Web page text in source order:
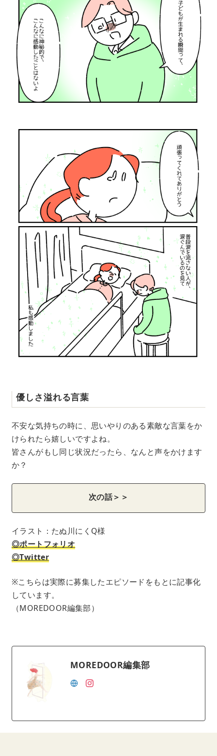
優しさ溢れる言葉
不安な気持ちの時に、思いやりのある素敵な言葉をか
けられたら嬉しいですよね。
皆さんがもし同じ状況だったら、なんと声をかけます
か？
次の話＞＞
イラスト：たぬ川にくQ様
◎ポートフォリオ
◎Twitter
※こちらは実際に募集したエピソードをもとに記事化
しています。
（MOREDOOR編集部）
MOREDOOR編集部